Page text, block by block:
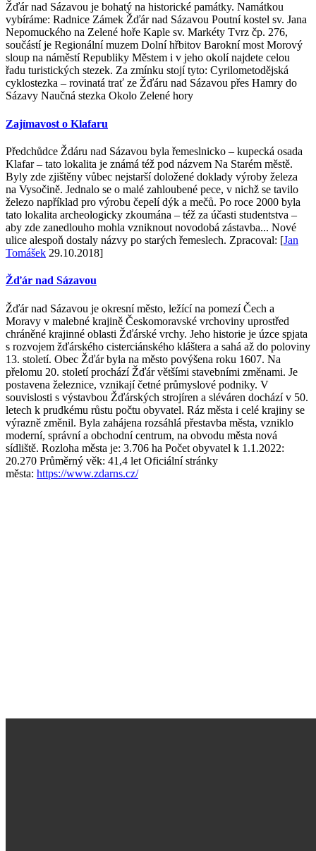
Žďár nad Sázavou je bohatý na historické památky. Namátkou
vybíráme: Radnice Zámek Žďár nad Sázavou Poutní kostel sv. Jana
Nepomuckého na Zelené hoře Kaple sv. Markéty Tvrz čp. 276,
součástí je Regionální muzem Dolní hřbitov Barokní most Morový
sloup na náměstí Republiky Městem i v jeho okolí najdete celou
řadu turistických stezek. Za zmínku stojí tyto: Cyrilometodějská
cyklostezka – rovinatá trať ze Žďáru nad Sázavou přes Hamry do
Sázavy Naučná stezka Okolo Zelené hory
Zajímavost o Klafaru
Předchůdce Ždáru nad Sázavou byla řemeslnicko – kupecká osada
Klafar – tato lokalita je známá též pod názvem Na Starém městě.
Byly zde zjištěny vůbec nejstarší doložené doklady výroby železa
na Vysočině. Jednalo se o malé zahloubené pece, v nichž se tavilo
železo například pro výrobu čepelí dýk a mečů. Po roce 2000 byla
tato lokalita archeologicky zkoumána – též za účasti studentstva –
aby zde zanedlouho mohla vzniknout novodobá zástavba... Nové
ulice alespoň dostaly názvy po starých řemeslech. Zpracoval: [Jan
Tomášek 29.10.2018]
Žďár nad Sázavou
Žďár nad Sázavou je okresní město, ležící na pomezí Čech a
Moravy v malebné krajině Českomoravské vrchoviny uprostřed
chráněné krajinné oblasti Žďárské vrchy. Jeho historie je úzce spjata
s rozvojem žďárského cisterciánského kláštera a sahá až do poloviny
13. století. Obec Žďár byla na město povýšena roku 1607. Na
přelomu 20. století prochází Žďár většími stavebními změnami. Je
postavena železnice, vznikají četné průmyslové podniky. V
souvislosti s výstavbou Žďárských strojíren a sléváren dochází v 50.
letech k prudkému růstu počtu obyvatel. Ráz města i celé krajiny se
výrazně změnil. Byla zahájena rozsáhlá přestavba města, vzniklo
moderní, správní a obchodní centrum, na obvodu města nová
sídliště. Rozloha města je: 3.706 ha Počet obyvatel k 1.1.2022:
20.270 Průměrný věk: 41,4 let Oficiální stránky
města: https://www.zdarns.cz/